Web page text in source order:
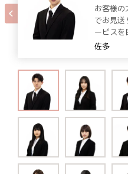
お客様の
でお見送
ービスを
佐多